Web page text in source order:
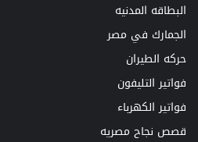
البطاقه المدنيه
الجمارك في مصر
حركه الطيران
فواتير التليفون
فواتير الكهرباء
قصص نجاح مصريه